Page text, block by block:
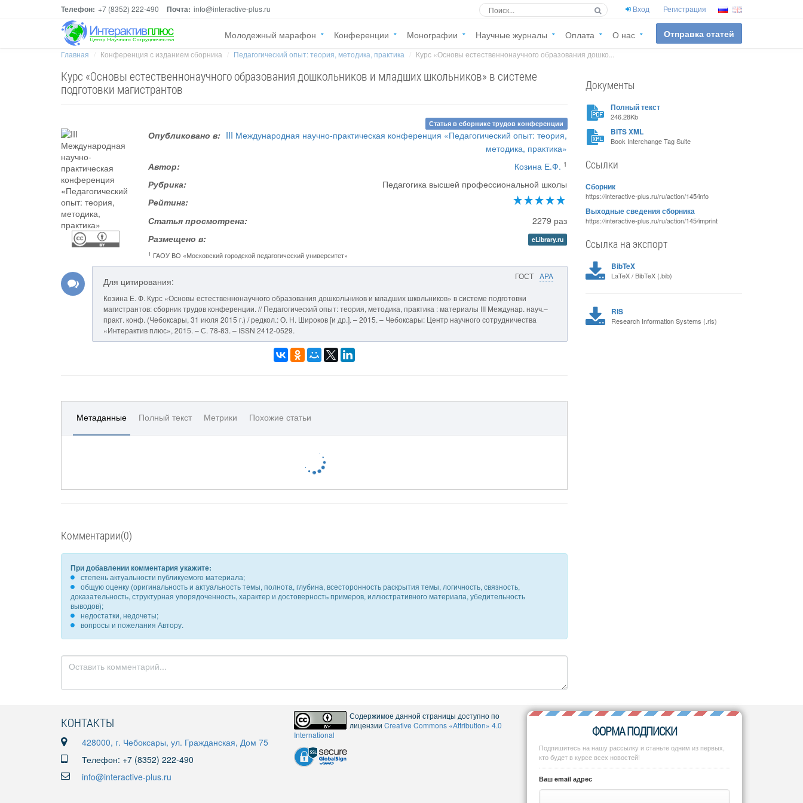
Телефон: +7 (8352) 222-490 Почта: info@interactive-plus.ru Вход Регистрация
Молодежный марафон Конференции Монографии Научные журналы Оплата О нас Отправка статей
Главная Конференция с изданием сборника Педагогический опыт: теория, методика, практика Курс «Основы естественнонаучного образования дошко...
Курс «Основы естественнонаучного образования дошкольников и младших школьников» в системе
подготовки магистрантов
Статья в сборнике трудов конференции
Опубликовано в: III Международная научно-практическая конференция «Педагогический опыт: теория,
методика, практика»
Автор:
Козина Е.Ф. 1
Рубрика:
Педагогика высшей профессиональной школы
Рейтинг:
Статья просмотрена:
2279 раз
Размещено в:
eLibrary.ru
1 ГАОУ ВО «Московский городской педагогический университет»
ГОСТ APA
Для цитирования:
Козина Е. Ф. Курс «Основы естественнонаучного образования дошкольников и младших школьников» в системе подготовки
магистрантов: сборник трудов конференции. // Педагогический опыт: теория, методика, практика : материалы III Междунар. науч.–
практ. конф. (Чебоксары, 31 июля 2015 г.) / редкол.: О. Н. Широков [и др.]. – 2015. – Чебоксары: Центр научного сотрудничества
«Интерактив плюс», 2015. – С. 78-83. – ISSN 2412-0529.
Метаданные Полный текст Метрики Похожие статьи
Комментарии(0)
При добавлении комментария укажите:
степень актуальности публикуемого материала;
общую оценку (оригинальность и актуальность темы, полнота, глубина, всесторонность раскрытия темы, логичность, связность,
доказательность, структурная упорядоченность, характер и достоверность примеров, иллюстративного материала, убедительность
выводов);
недостатки, недочеты;
вопросы и пожелания Автору.
Документы
Полный текст
246.28Kb
BITS XML
Book Interchange Tag Suite
Ссылки
Сборник
https://interactive-plus.ru/ru/action/145/info
Выходные сведения сборника
https://interactive-plus.ru/ru/action/145/imprint
Ссылка на экспорт
BibTeX
LaTeX / BibTeX (.bib)
RIS
Research Information Systems (.ris)
КОНТАКТЫ
428000, г. Чебоксары, ул. Гражданская, Дом 75
Телефон: +7 (8352) 222-490
info@interactive-plus.ru
Содержимое данной страницы доступно по
лицензии Creative Commons «Attribution» 4.0
International
ФОРМА ПОДПИСКИ
Подпишитесь на нашу рассылку и станьте одним из первых,
кто будет в курсе всех новостей!
Ваш email адрес